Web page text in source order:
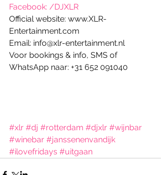
Facebook: /DJXLR
Official website: www.XLR-
Entertainment.com
Email: info@xlr-entertainment.nl
Voor bookings & info, SMS of
WhatsApp naar: +31 652 091040
#xlr #dj #rotterdam #djxlr #wijnbar
#winebar #janssenenvandijk
#ilovefridays #uitgaan